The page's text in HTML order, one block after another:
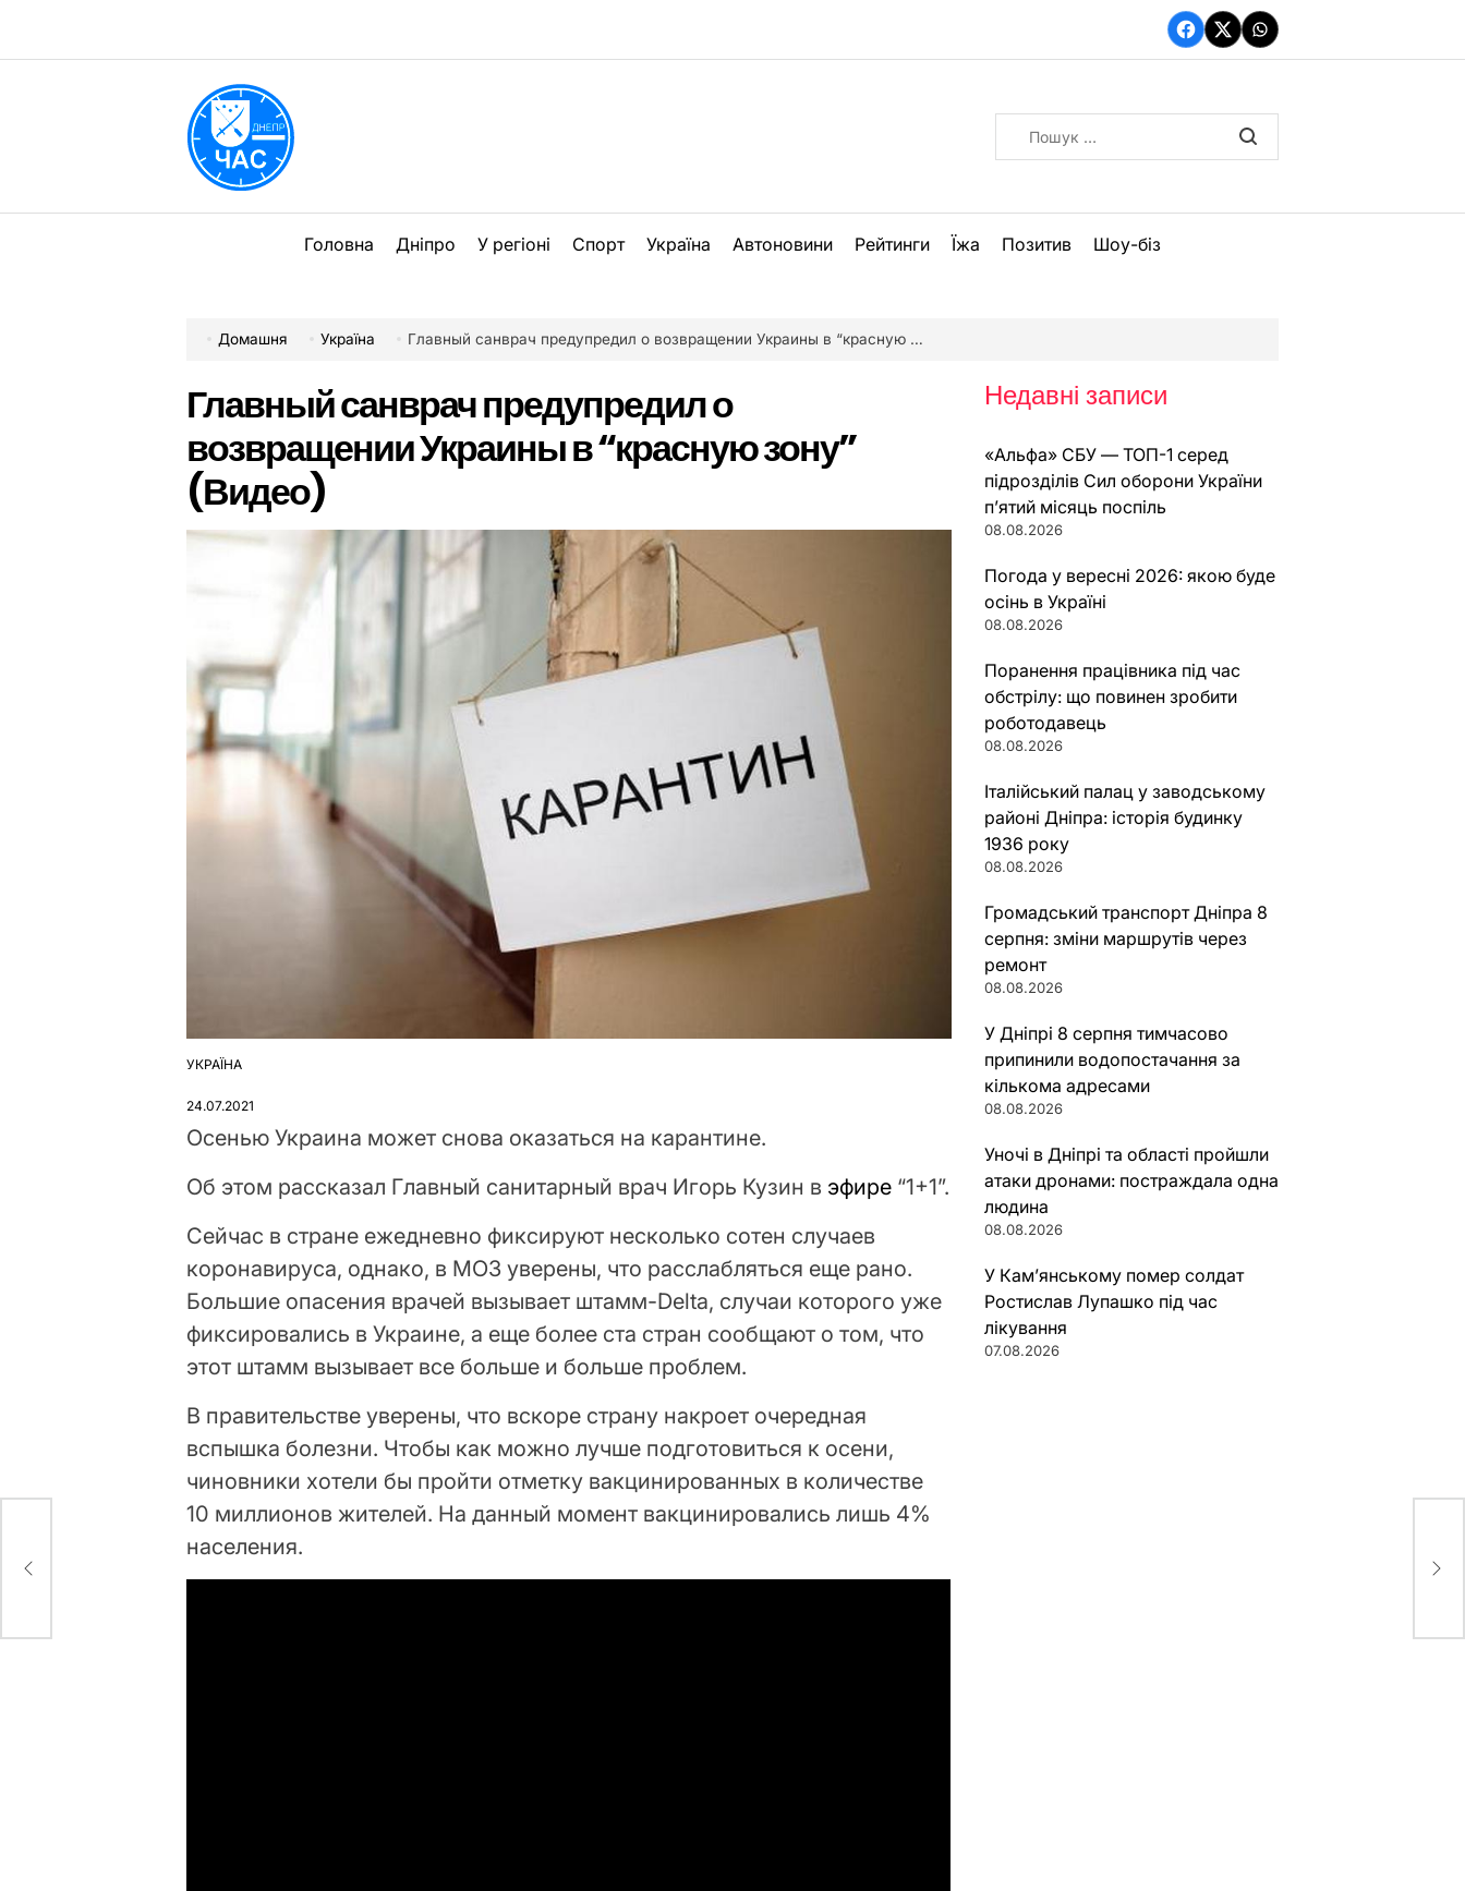
вмісту
Facebook
TwitterWhatsApp
Головна Дніпро У регіоні Спорт Україна Автоновини Рейтинги Їжа Позитив Шоу-біз
Домашня Україна Главный санврач предупредил о возвращении Украины в “красную зону” (Видео)
Главный санврач предупредил о
возвращении Украины в “красную зону”
(Видео)
ОПУБЛІКУВАТИ
УКРАЇНА
24.07.2021
Осенью Украина может снова оказаться на карантине.
Об этом рассказал Главный санитарный врач Игорь Кузин в эфире “1+1”.
Сейчас в стране ежедневно фиксируют несколько сотен случаев
коронавируса, однако, в МОЗ уверены, что расслабляться еще рано.
Большие опасения врачей вызывает штамм-Delta, случаи которого уже
фиксировались в Украине, а еще более ста стран сообщают о том, что
этот штамм вызывает все больше и больше проблем.
В правительстве уверены, что вскоре страну накроет очередная
вспышка болезни. Чтобы как можно лучше подготовиться к осени,
чиновники хотели бы пройти отметку вакцинированных в количестве
10 миллионов жителей. На данный момент вакцинировались лишь 4%
населения.
Недавні записи
«Альфа» СБУ — ТОП-1 серед
підрозділів Сил оборони України
п’ятий місяць поспіль
08.08.2026
Погода у вересні 2026: якою буде
осінь в Україні
08.08.2026
Поранення працівника під час
обстрілу: що повинен зробити
роботодавець
08.08.2026
Італійський палац у заводському
районі Дніпра: історія будинку
1936 року
08.08.2026
Громадський транспорт Дніпра 8
серпня: зміни маршрутів через
ремонт
08.08.2026
У Дніпрі 8 серпня тимчасово
припинили водопостачання за
кількома адресами
08.08.2026
Уночі в Дніпрі та області пройшли
атаки дронами: постраждала одна
людина
08.08.2026
У Кам’янському помер солдат
Ростислав Лупашко під час
лікування
07.08.2026